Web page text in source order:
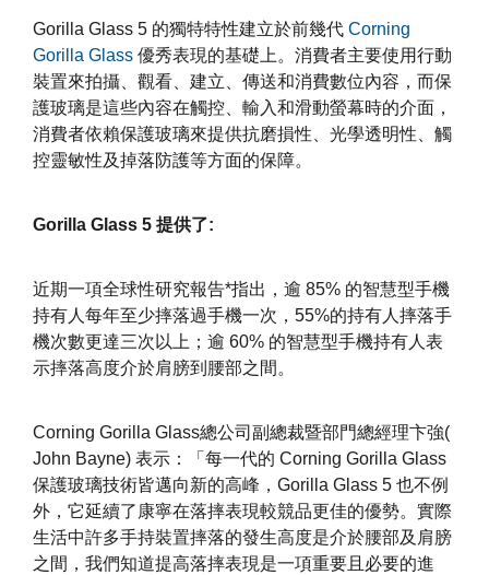
Gorilla Glass 5 的獨特特性建立於前幾代 Corning
Gorilla Glass 優秀表現的基礎上。消費者主要使用行動
裝置來拍攝、觀看、建立、傳送和消費數位內容，而保
護玻璃是這些內容在觸控、輸入和滑動螢幕時的介面，
消費者依賴保護玻璃來提供抗磨損性、光學透明性、觸
控靈敏性及掉落防護等方面的保障。
Gorilla Glass 5 提供了:
近期一項全球性研究報告*指出，逾 85% 的智慧型手機
持有人每年至少摔落過手機一次，55%的持有人摔落手
機次數更達三次以上；逾 60% 的智慧型手機持有人表
示摔落高度介於肩膀到腰部之間。
Corning Gorilla Glass總公司副總裁暨部門總經理卞強(
John Bayne) 表示：「每一代的 Corning Gorilla Glass
保護玻璃技術皆邁向新的高峰，Gorilla Glass 5 也不例
外，它延續了康寧在落摔表現較競品更佳的優勢。實際
生活中許多手持裝置摔落的發生高度是介於腰部及肩膀
之間，我們知道提高落摔表現是一項重要且必要的進